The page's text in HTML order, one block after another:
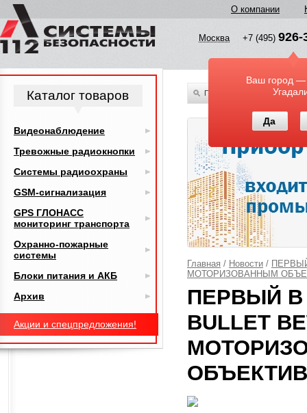
О компании
Москва +7 (495) 926-
Ваш город —
Да
По всему каталогу
Главная / Новости /
МОТОРИЗОВАННЫМ
ПЕРВЫЙ В
BULLET
Каталог товаров
Видеонаблюдение
Тревожные радиокнопки
Системы радиоохраны
GSM-сигнализация
GPS ГЛОНАСС
мониторинг транспорта
Охранно-пожарные
системы
Блоки питания и АКБ
Архив
Акции и спецпредложения!